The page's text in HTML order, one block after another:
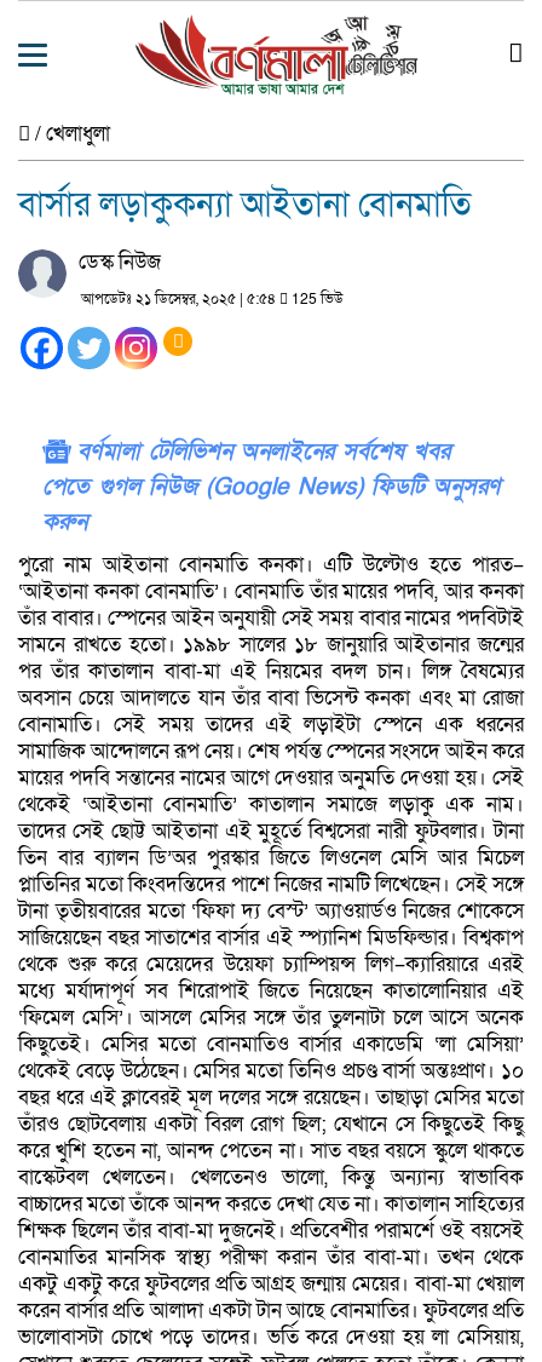
/খেলাধুলা
বার্সার লড়াকুকন্যা আইতানা বোনমাতি
ডেস্ক নিউজ
আপডেটঃ ২১ ডিসেম্বর, ২০২৫ | ৫:৫৪ 125 ভিউ
বর্ণমালা টেলিভিশন অনলাইনের সর্বশেষ খবর
পেতে গুগল নিউজ (Google News) ফিডটি অনুসরণ
করুন
পুরো নাম আইতানা বোনমাতি কনকা। এটি উল্টোও হতে পারত–
‘আইতানা কনকা বোনমাতি’। বোনমাতি তাঁর মায়ের পদবি, আর কনকা
তাঁর বাবার। স্পেনের আইন অনুযায়ী সেই সময় বাবার নামের পদবিটাই
সামনে রাখতে হতো। ১৯৯৮ সালের ১৮ জানুয়ারি আইতানার জন্মের
পর তাঁর কাতালান বাবা-মা এই নিয়মের বদল চান। লিঙ্গ বৈষম্যের
অবসান চেয়ে আদালতে যান তাঁর বাবা ভিসেন্ট কনকা এবং মা রোজা
বোনামাতি। সেই সময় তাদের এই লড়াইটা স্পেনে এক ধরনের
সামাজিক আন্দোলনে রূপ নেয়। শেষ পর্যন্ত স্পেনের সংসদে আইন করে
মায়ের পদবি সন্তানের নামের আগে দেওয়ার অনুমতি দেওয়া হয়। সেই
থেকেই ‘আইতানা বোনমাতি’ কাতালান সমাজে লড়াকু এক নাম।
তাদের সেই ছোট্ট আইতানা এই মুহূর্তে বিশ্বসেরা নারী ফুটবলার। টানা
তিন বার ব্যালন ডি’অর পুরস্কার জিতে লিওনেল মেসি আর মিচেল
প্লাতিনির মতো কিংবদন্তিদের পাশে নিজের নামটি লিখেছেন। সেই সঙ্গে
টানা তৃতীয়বারের মতো ‘ফিফা দ্য বেস্ট’ অ্যাওয়ার্ডও নিজের শোকেসে
সাজিয়েছেন বছর সাতাশের বার্সার এই স্প্যানিশ মিডফিল্ডার। বিশ্বকাপ
থেকে শুরু করে মেয়েদের উয়েফা চ্যাম্পিয়ন্স লিগ–ক্যারিয়ারে এরই
মধ্যে মর্যাদাপূর্ণ সব শিরোপাই জিতে নিয়েছেন কাতালোনিয়ার এই
‘ফিমেল মেসি’। আসলে মেসির সঙ্গে তাঁর তুলনাটা চলে আসে অনেক
কিছুতেই। মেসির মতো বোনমাতিও বার্সার একাডেমি ‘লা মেসিয়া’
থেকেই বেড়ে উঠেছেন। মেসির মতো তিনিও প্রচণ্ড বার্সা অন্তঃপ্রাণ। ১০
বছর ধরে এই ক্লাবেরই মূল দলের সঙ্গে রয়েছেন। তাছাড়া মেসির মতো
তাঁরও ছোটবেলায় একটা বিরল রোগ ছিল; যেখানে সে কিছুতেই কিছু
করে খুশি হতেন না, আনন্দ পেতেন না। সাত বছর বয়সে স্কুলে থাকতে
বাস্কেটবল খেলতেন। খেলতেনও ভালো, কিন্তু অন্যান্য স্বাভাবিক
বাচ্চাদের মতো তাঁকে আনন্দ করতে দেখা যেত না। কাতালান সাহিত্যের
শিক্ষক ছিলেন তাঁর বাবা-মা দুজনেই। প্রতিবেশীর পরামর্শে ওই বয়সেই
বোনমাতির মানসিক স্বাস্থ্য পরীক্ষা করান তাঁর বাবা-মা। তখন থেকে
একটু একটু করে ফুটবলের প্রতি আগ্রহ জন্মায় মেয়ের। বাবা-মা খেয়াল
করেন বার্সার প্রতি আলাদা একটা টান আছে বোনমাতির। ফুটবলের প্রতি
ভালোবাসটা চোখে পড়ে তাদের। ভর্তি করে দেওয়া হয় লা মেসিয়ায়,